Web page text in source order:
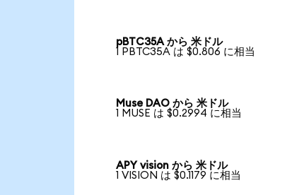
pBTC35A から 米ドル
1 PBTC35A は $0.806 に相当
Muse DAO から 米ドル
1 MUSE は $0.2994 に相当
APY vision から 米ドル
1 VISION は $0.1179 に相当